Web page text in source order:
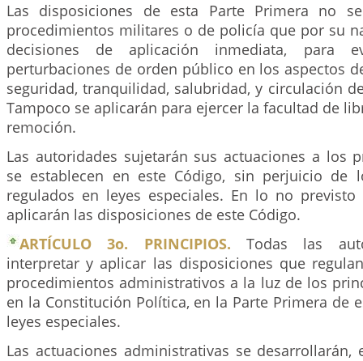
Las disposiciones de esta Parte Primera no
procedimientos militares o de policía que por su
decisiones de aplicación inmediata, para
perturbaciones de orden público en los aspectos
seguridad, tranquilidad, salubridad, y circulación
Tampoco se aplicarán para ejercer la facultad de
remoción.
Las autoridades sujetarán sus actuaciones a los
se establecen en este Código, sin perjuicio de
regulados en leyes especiales. En lo no
aplicarán las disposiciones de este Código.
ARTÍCULO 3o. PRINCIPIOS. Todas las
interpretar y aplicar las disposiciones que
procedimientos administrativos a la luz de los
en la Constitución Política, en la Parte Primera de
leyes especiales.
Las actuaciones administrativas se desarrollarán,